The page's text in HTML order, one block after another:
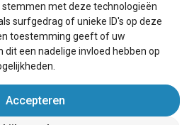
stemmen met deze technologieën
surfgedrag of unieke ID's op deze
toestemming geeft of uw
een nadelige invloed hebben op
Accepteren
vakantiewoning